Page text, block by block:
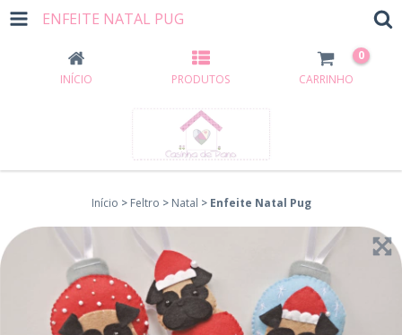
ENFEITE NATAL PUG
INÍCIO PRODUTOS CARRINHO
0
Início > Feltro > Natal > Enfeite Natal Pug